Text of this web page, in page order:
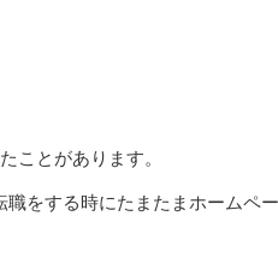
ことがあります。
をする時にたまたまホームペ